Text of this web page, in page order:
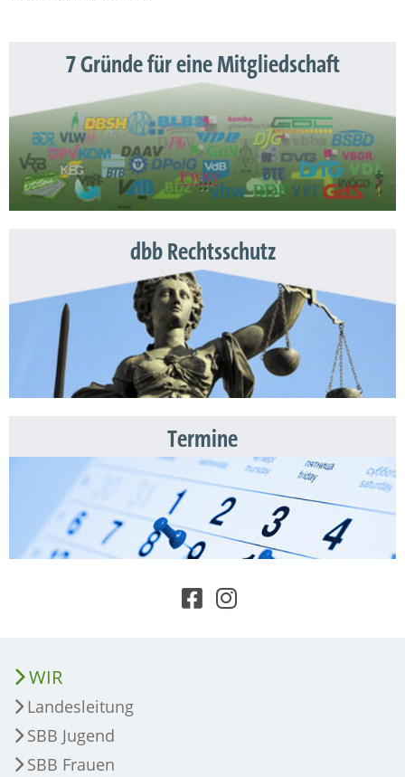
7 Gründe für eine Mitgliedschaft
dbb Rechtsschutz
Termine
WIR
Landesleitung
SBB Jugend
SBB Frauen